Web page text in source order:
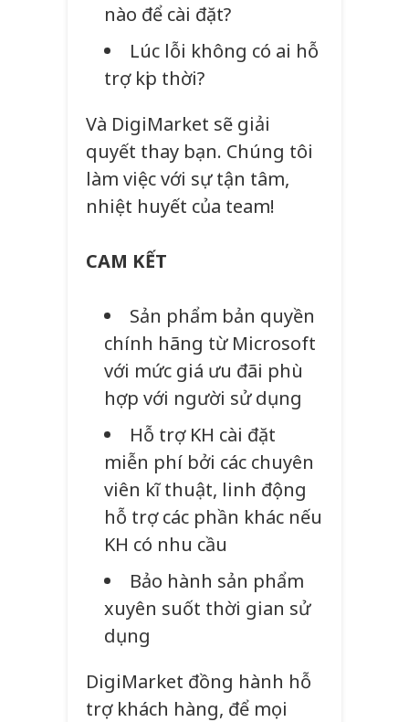
nào để cài đặt?
Lúc lỗi không có ai hỗ
trợ kịp thời?
Và DigiMarket sẽ giải
quyết thay bạn. Chúng tôi
làm việc với sự tận tâm,
nhiệt huyết của team!
CAM KẾT
Sản phẩm bản quyền
chính hãng từ Microsoft
với mức giá ưu đãi phù
hợp với người sử dụng
Hỗ trợ KH cài đặt
miễn phí bởi các chuyên
viên kĩ thuật, linh động
hỗ trợ các phần khác nếu
KH có nhu cầu
Bảo hành sản phẩm
xuyên suốt thời gian sử
dụng
DigiMarket đồng hành hỗ
trợ khách hàng, để mọi